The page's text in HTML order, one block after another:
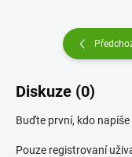
Diskuze (0)
Buďte první, kdo
Pouze registrovaní